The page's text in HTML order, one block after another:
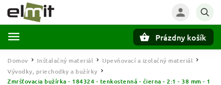
Prázdny košík
Domov / Inštalačný materiál / Upevňovací a izolačný materiál /
Vývodky, priechodky a bužírky /
Zmršťovacia bužírka - 184324 - tenkostenná - čierna - 2:1 - 38 mm - 1